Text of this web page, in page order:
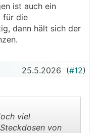
ist auch ein
für die
dann hält sich der
25.5.2026 (#12)
viel
von